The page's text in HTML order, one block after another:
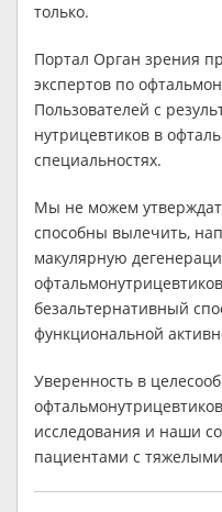
только.
Портал Орган зрения
экспертов по
Пользователей с
нутрицевтиков в
специальностях.
Мы не можем
способны вылечить,
макулярную
безальтернативный
функциональной
Уверенность в
исследования и наши
пациентами с